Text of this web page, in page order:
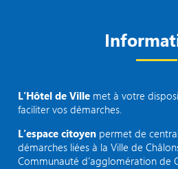
L’Hôtel de Ville met à votre
faciliter vos démarches.
L’espace citoyen permet de
démarches liées à la Ville de
Communauté d’agglomération de